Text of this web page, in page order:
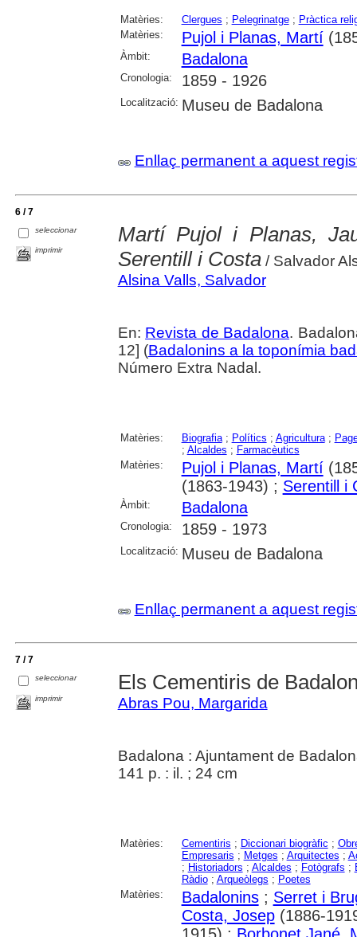
Matèries: Clergues ; Pelegrinatge; Pràctica
Matèries:
Pujol i Planas, Martí
Àmbit: Badalona
Cronologia: 1859 - 1926
Localització: Museu de Badalona
Enllaç permanent a aquest
6 / 7
seleccionar
imprimir
Martí Pujol i Planas,
Serentill i Costa/ Salvador
Alsina Valls, Salvador
En: Revista de Badalona.
12] (Badalonins a la toponímia
Número Extra Nadal.
Matèries: Biografia; Polítics ; Agricultura;
; Alcaldes ; Farmacèutics
Matèries:
Pujol i Planas, Martí
(1863-1943) ; Serentill i
Àmbit: Badalona
Cronologia: 1859 - 1973
Localització: Museu de Badalona
Enllaç permanent a aquest
7 / 7
seleccionar
imprimir
Els Cementiris de
Abras Pou, Margarida
Badalona : Ajuntament de
141 p. : il. ; 24 cm
Matèries: Cementiris ; Diccionari biogràfic ;
Empresaris ; Metges ; Arquitectes ;
; Historiadors ; Alcaldes ; Fotògrafs ;
Ràdio; Arqueòlegs ; Poetes
Matèries:
Badalonins; Serret i
Costa, Josep(1886-